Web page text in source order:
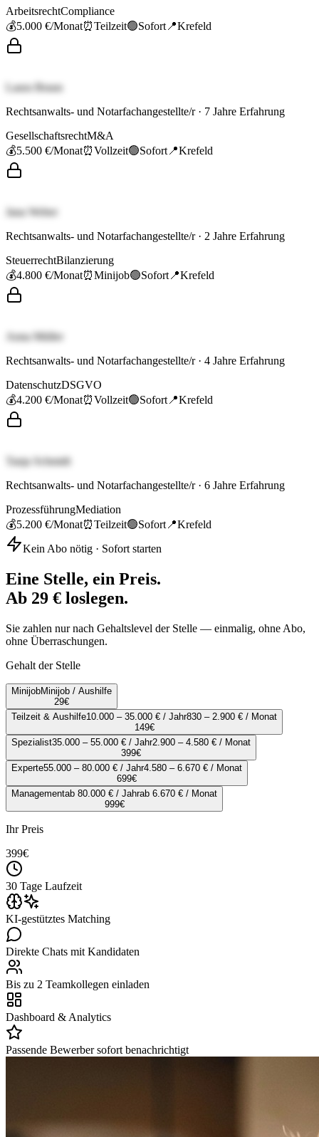
ArbeitsrechtCompliance
💰5.000 €/Monat⏰Teilzeit🟢Sofort 📍Krefeld
Laura Braun
Rechtsanwalts- und Notarfachangestellte/r· 7 Jahre Erfahrung
GesellschaftsrechtM&A
💰5.500 €/Monat⏰Vollzeit🟢Sofort 📍Krefeld
Jana Weber
Rechtsanwalts- und Notarfachangestellte/r· 2 Jahre Erfahrung
SteuerrechtBilanzierung
💰4.800 €/Monat⏰Minijob🟢Sofort 📍Krefeld
Anna Müller
Rechtsanwalts- und Notarfachangestellte/r· 4 Jahre Erfahrung
DatenschutzDSGVO
💰4.200 €/Monat⏰Vollzeit🟢Sofort 📍Krefeld
Tanja Schmidt
Rechtsanwalts- und Notarfachangestellte/r· 6 Jahre Erfahrung
ProzessführungMediation
💰5.200 €/Monat⏰Teilzeit🟢Sofort 📍Krefeld
Kein Abo nötig · Sofort starten
Eine Stelle, ein Preis.
Ab 29 € loslegen.
Sie zahlen nur nach Gehaltslevel der Stelle — einmalig, ohne Abo,
ohne Überraschungen.
Gehalt der Stelle
MinijobMinijob / Aushilfe
29€
Teilzeit & Aushilfe10.000 – 35.000 € / Jahr830 – 2.900 € / Monat
149€
Spezialist35.000 – 55.000 € / Jahr2.900 – 4.580 € / Monat
399€
Experte55.000 – 80.000 € / Jahr4.580 – 6.670 € / Monat
699€
Managementab 80.000 € / Jahrab 6.670 € / Monat
999€
Ihr Preis
399€
30 Tage Laufzeit
KI-gestütztes Matching
Direkte Chats mit Kandidaten
Bis zu 2 Teamkollegen einladen
Dashboard & Analytics
Passende Bewerber sofort benachrichtigt